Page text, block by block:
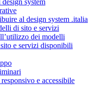
al design system .italia
di sito e servizi
dei modelli
e servizi disponibili
e accessibile